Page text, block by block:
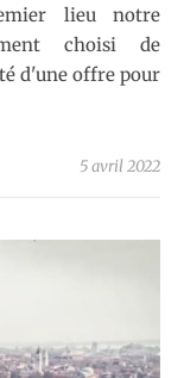
lieu notre
choisi de
d'une offre pour
5 avril 2022